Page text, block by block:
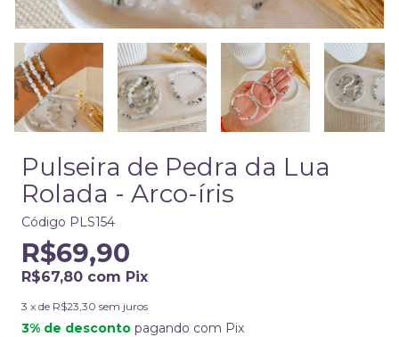
Pulseira de Pedra da Lua
Rolada - Arco-íris
Código PLS154
R$69,90
R$67,80 com Pix
3 x de R$23,30 sem juros
3% de desconto pagando com Pix